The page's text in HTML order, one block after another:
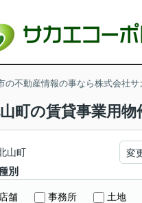
の不動産情報の事なら株式会社
町の賃貸事業用物
山町 変
別
店舗 事務所 土地